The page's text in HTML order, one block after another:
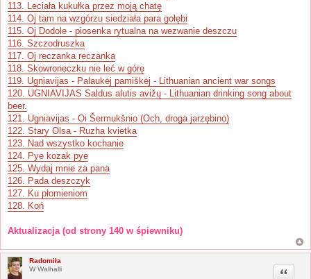
113. Leciała kukułka przez moją chatę
114. Oj tam na wzgórzu siedziała para gołębi
115. Oj Dodole - piosenka rytualna na wezwanie deszczu
116. Szczodruszka
117. Oj reczanka reczanka
118. Skowroneczku nie leć w górę
119. Ugniavijas - Palaukėj pamiškėj - Lithuanian ancient war songs
120. UGNIAVIJAS Saldus alutis avižų - Lithuanian drinking song about
beer.
121. Ugniavijas - Oi Šermukšnio (Och, droga jarzębino)
122. Stary Olsa - Ruzha kvietka
123. Nad wszystko kochanie
124. Pye kozak pye
125. Wydaj mnie za pana
126. Pada deszczyk
127. Ku płomieniom
128. Koń
Aktualizacja (od strony 140 w śpiewniku)
Radomiła
W Walhalli
Cytuj